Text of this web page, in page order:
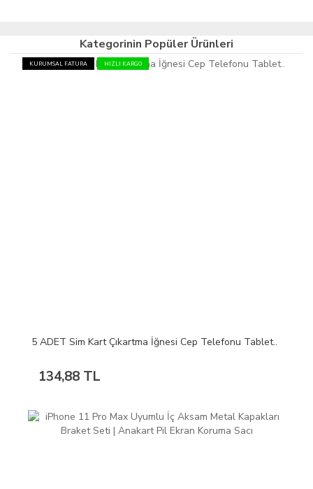
Kategorinin Popüler Ürünleri
KURUMSAL FATURA HIZLI KARGO
5 ADET Sim Kart Çıkartma İğnesi Cep Telefonu Tablet..
134,88 TL